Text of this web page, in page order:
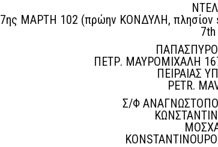
7ης ΜΑΡΤΗ 102 (πρώην ΚΟΝΔΥΛΗ, πλησίον
ΠΕΤΡ. ΜΑΥΡΟΜΙΧΑΛΗ 167
ΠΕΙΡΑΙΑΣ
PETR.
Σ/Φ